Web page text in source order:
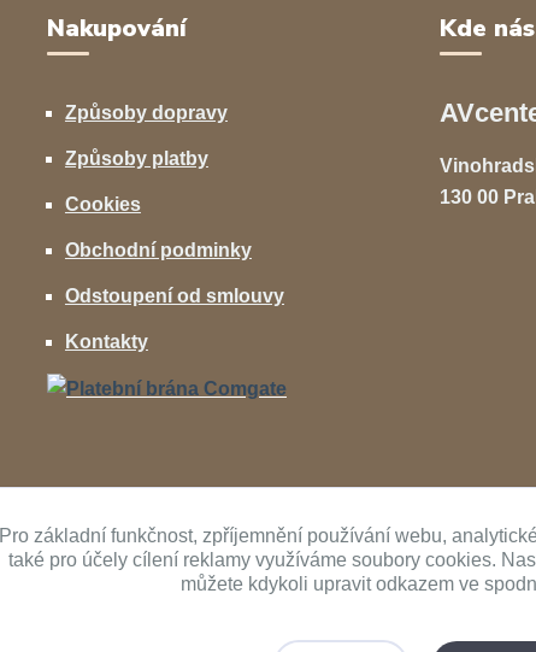
Nakupování
Způsoby dopravy
Způsoby platby
Cookies
Obchodní podminky
Odstoupení od smlouvy
Kontakty
Kde
130 00
Upravit sběr cookies.
Pro základní funkčnost, zpříjemnění používání webu,
také pro účely cílení reklamy využíváme soubory cookies.
můžete kdykoli upravit odkazem ve